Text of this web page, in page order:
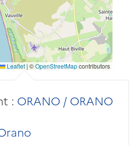
Leaflet | ©OpenStreetMapcontributors
: ORANO / ORANO